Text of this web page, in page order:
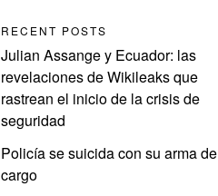
RECENT POSTS
Julian Assange y Ecuador: las
revelaciones de Wikileaks que
rastrean el inicio de la crisis de
seguridad
Policía se suicida con su arma de
cargo